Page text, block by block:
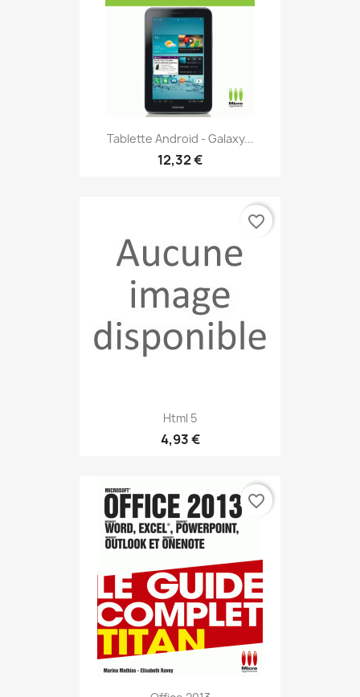
Tablette Android - Galaxy...
12,32 €
Html 5
4,93 €
favorite_border
favorite_border